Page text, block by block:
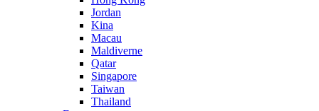
Jordan
Kina
Macau
Maldiverne
Qatar
Singapore
Taiwan
Thailand